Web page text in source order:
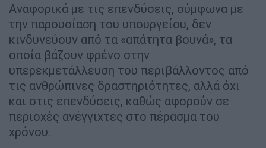
Αναφορικά με τις επενδύσεις, σύμφωνα με
την παρουσίαση του υπουργείου, δεν
κινδυνεύουν από τα «απάτητα βουνά», τα
οποία βάζουν φρένο στην
υπερεκμετάλλευση του περιβάλλοντος από
τις ανθρώπινες δραστηριότητες, αλλά όχι
και στις επενδύσεις, καθώς αφορούν σε
περιοχές ανέγγιχτες στο πέρασμα του
χρόνου.